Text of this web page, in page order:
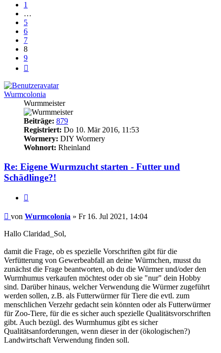
1
…
5
6
7
8
9
Wurmcolonia
Wurmmeister
Beiträge: 879
Registriert: Do 10. Mär 2016, 11:53
Wormery: DIY Wormery
Wohnort: Rheinland
Re: Eigene Wurmzucht starten - Futter und
Schädlinge?!
Beitrag
von Wurmcolonia » Fr 16. Jul 2021, 14:04
Hallo Claridad_Sol,
damit die Frage, ob es spezielle Vorschriften gibt für die
Verfütterung von Gewerbeabfall an deine Würmchen, musst du
zunächst die Frage beantworten, ob du die Würmer und/oder den
Wurmhumus verkaufen möchtest oder ob sie "nur" dein Hobby
sind. Darüber hinaus, welcher Verwendung die Würmer zugeführt
werden sollen, z.B. als Futterwürmer für Tiere die evtl. zum
menschlichen Verzehr gedacht sein könnten oder als Futterwürmer
für Zoo-Tiere, für die es sicher auch spezielle Qualitätsvorschriften
gibt. Auch bezügl. des Wurmhumus gibt es sicher
Qualitätsanforderungen, wenn dieser in der (ökologischen?)
Landwirtschaft Verwendung finden soll.